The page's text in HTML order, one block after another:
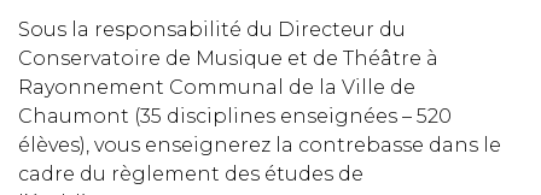
Sous la responsabilité du Directeur du
Conservatoire de Musique et de Théâtre à
Rayonnement Communal de la Ville de
Chaumont (35 disciplines enseignées – 520
élèves), vous enseignerez la contrebasse dans le
cadre du règlement des études de